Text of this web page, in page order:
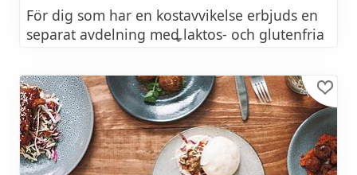
För dig som har en kostavvikelse erbjuds en
separat avdelning med laktos- och glutenfria
Kokta ägg och äggröra
Bacon, korv
Sill